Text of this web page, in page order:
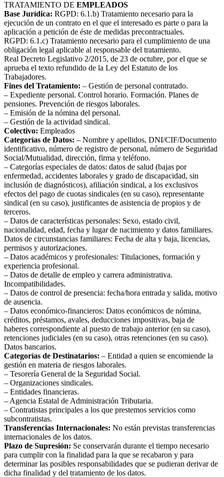
TRATAMIENTO DE EMPLEADOS
Base Jurídica: RGPD: 6.1.b) Tratamiento necesario para la
ejecución de un contrato en el que el interesado es parte o para la
aplicación a petición de éste de medidas precontractuales.
RGPD: 6.1.c) Tratamiento necesario para el cumplimiento de una
obligación legal aplicable al responsable del tratamiento.
Real Decreto Legislativo 2/2015, de 23 de octubre, por el que se
aprueba el texto refundido de la Ley del Estatuto de los
Trabajadores.
Fines del Tratamiento: – Gestión de personal contratado.
– Expediente personal. Control horario. Formación. Planes de
pensiones. Prevención de riesgos laborales.
– Emisión de la nómina del personal.
– Gestión de la actividad sindical.
Colectivo: Empleados
Categorías de Datos: – Nombre y apellidos, DNI/CIF/Documento
identificativo, número de registro de personal, número de Seguridad
Social/Mutualidad, dirección, firma y teléfono.
– Categorías especiales de datos: datos de salud (bajas por
enfermedad, accidentes laborales y grado de discapacidad, sin
inclusión de diagnósticos), afiliación sindical, a los exclusivos
efectos del pago de cuotas sindicales (en su caso), representante
sindical (en su caso), justificantes de asistencia de propios y de
terceros.
– Datos de características personales: Sexo, estado civil,
nacionalidad, edad, fecha y lugar de nacimiento y datos familiares.
Datos de circunstancias familiares: Fecha de alta y baja, licencias,
permisos y autorizaciones.
– Datos académicos y profesionales: Titulaciones, formación y
experiencia profesional.
– Datos de detalle de empleo y carrera administrativa.
Incompatibilidades.
– Datos de control de presencia: fecha/hora entrada y salida, motivo
de ausencia.
– Datos económico-financieros: Datos económicos de nómina,
créditos, préstamos, avales, deducciones impositivas, baja de
haberes correspondiente al puesto de trabajo anterior (en su caso),
retenciones judiciales (en su caso), otras retenciones (en su caso).
Datos bancarios.
Categorías de Destinatarios: – Entidad a quien se encomiende la
gestión en materia de riesgos laborales.
– Tesorería General de la Seguridad Social.
– Organizaciones sindicales.
– Entidades financieras.
– Agencia Estatal de Administración Tributaria.
– Contratistas principales a los que prestemos servicios como
subcontratistas.
Transferencias Internacionales: No están previstas transferencias
internacionales de los datos.
Plazo de Supresión: Se conservarán durante el tiempo necesario
para cumplir con la finalidad para la que se recabaron y para
determinar las posibles responsabilidades que se pudieran derivar de
dicha finalidad y del tratamiento de los datos.